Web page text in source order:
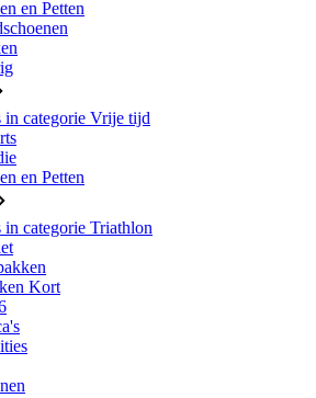
en Petten
in categorie Vrije tijd
en Petten
in categorie Triathlon
Kort